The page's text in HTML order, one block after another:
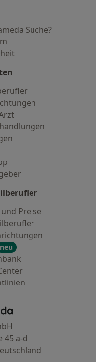
Suche?
Preise
neu
- Startseite
45 a-d